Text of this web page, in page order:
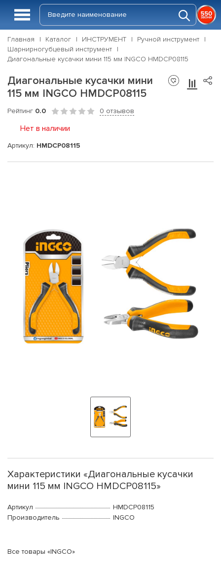
Главная Каталог ИНСТРУМЕНТ
Ручной инструмент
Шарнирногубцевый инструмент
Диагональные кусачки мини 115 мм INGCO HMDCP08115
Диагональные кусачки мини
115 мм INGCO HMDCP08115
Рейтинг 0.0 0 отзывов
Нет в наличии
Артикул: HMDCP08115
Характеристики «Диагональные кусачки
мини 115 мм INGCO HMDCP08115»
Артикул
HMDCP08115
Производитель
INGCO
Все товары «INGCO»